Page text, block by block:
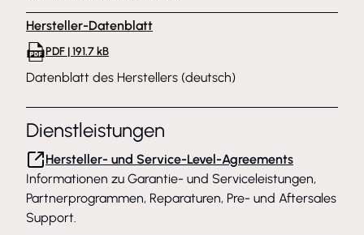
Hersteller-Datenblatt
PDF | 191.7 kB
Datenblatt des Herstellers (deutsch)
Dienstleistungen
Hersteller- und Service-Level-Agreements
Informationen zu Garantie- und Serviceleistungen,
Partnerprogrammen, Reparaturen, Pre- und Aftersales
Support.